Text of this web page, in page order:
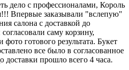
дело с профессионалами, Король
Впервые заказывали "вслепую"
салона с доставкой до
саму корзину,
готового результата. Букет
все было в согласованное
доставки прошло всего 4 часа.